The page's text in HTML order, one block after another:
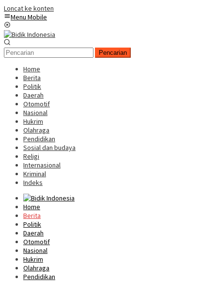
Loncat ke konten
Menu Mobile
Pencarian
Home
Berita
Politik
Daerah
Otomotif
Nasional
Hukrim
Olahraga
Pendidikan
Sosial dan budaya
Religi
Internasional
Kriminal
Indeks
Home
Berita
Politik
Daerah
Otomotif
Nasional
Hukrim
Olahraga
Pendidikan